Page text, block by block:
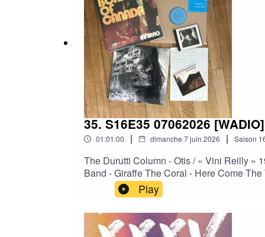
35. S16E35 07062026 [WADIO]
01:01:00 | dimanche 7 juin 2026 | Saison
The Durutti Column - Otis / « Vini Reilly »
Band - Giraffe The Coral - Here Come
Takes One Lion The Bug Club - How
GLOIRE » Dominique A - Bromure Les
Conveyancing / « Are We Having Fun? »
spec The BV's - Warp (Mark Reeder's
Play